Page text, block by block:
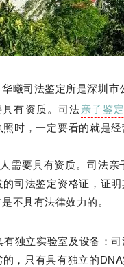
华曦司法鉴定所是深圳市
有资质。司法亲子鉴
时，一定要看的就是
需要具有资质。司法
司法鉴定资格证，证
不具有法律效力的。
独立实验室及设备：
，只有具有独立的